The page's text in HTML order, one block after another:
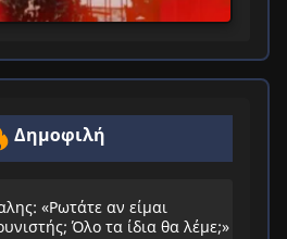
Δημοφιλή
«Ρωτάτε αν είμαι
Όλο τα ίδια θα λέμε;»